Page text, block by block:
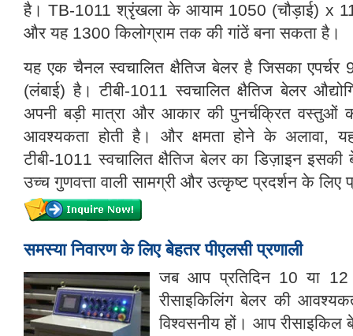
है। TB-1011 श्रृंखला के आयाम 1050 (चौड़ाई) x
और यह 1300 किलोग्राम तक की गांठें बना सकता है।
यह एक चैनल स्वचालित क्षैतिज बेलर है जिसका एपर्चर
(लंबाई) है। टीबी-1011 स्वचालित क्षैतिज बेलर
अपनी बड़ी मात्रा और आकार की पुनर्चक्रित वस्तुओं
आवश्यकता होती है। और क्षमता होने के अलावा,
टीबी-1011 स्वचालित क्षैतिज बेलर का डिज़ाइन
उच्च गुणवत्ता वाली सामग्री और उत्कृष्ट प्रदर्शन के लिए
समस्या निवारण के लिए बेहतर पीएलसी प्रणाली
जब आप प्रतिदिन 10 या
रीसाइकिलिंग बेलर की
विश्वसनीय हों। आप